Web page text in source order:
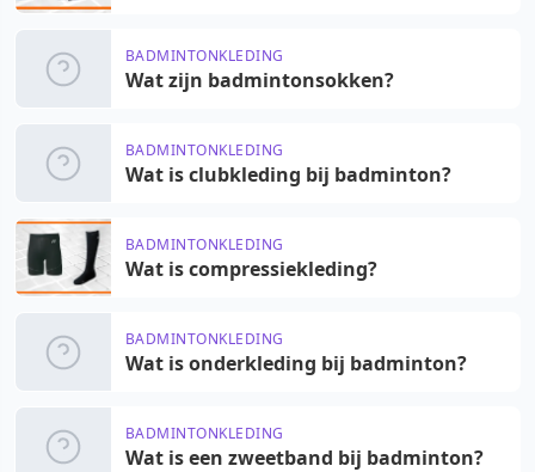
BADMINTONKLEDING
Wat zijn badmintonsokken?
BADMINTONKLEDING
Wat is clubkleding bij badminton?
BADMINTONKLEDING
Wat is compressiekleding?
BADMINTONKLEDING
Wat is onderkleding bij badminton?
BADMINTONKLEDING
Wat is een zweetband bij badminton?